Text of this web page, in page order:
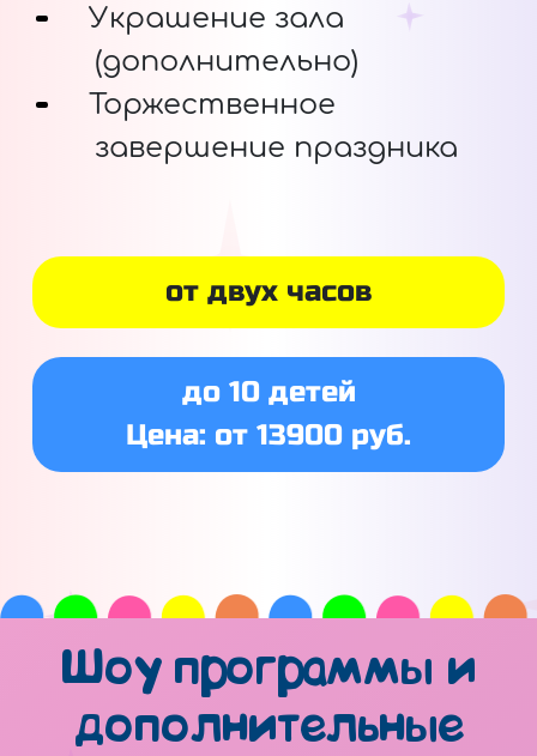
Украшение зала
(дополнительно)
Торжественное
завершение праздника
от двух часов
до 10 детей
Цена: от 13900 руб.
Шоу программы и
дополнительные